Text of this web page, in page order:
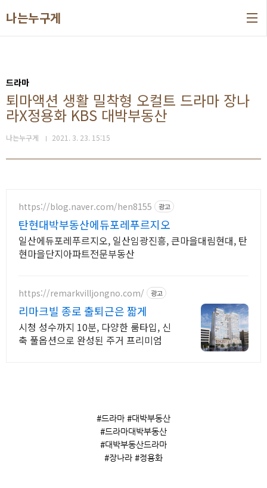
나는누구게
드라마
퇴마액션 생활 밀착형 오컬트 드라마 장나
라X정용화 KBS 대박부동산
나는누구게 2021. 3. 23. 15:15
https://blog.naver.com/hen8155 광고
탄현대박부동산에듀포레푸르지오
일산에듀포레푸르지오, 일산임광진흥, 큰마을대림현대, 탄
현마을단지아파트전문부동산
https://remarkvilljongno.com/ 광고
리마크빌 종로 출퇴근은 짧게
시청 성수까지 10분, 다양한 룸타입, 신
축 풀옵션으로 완성된 주거 프리미엄
#드라마 #대박부동산
#드라마대박부동산
#대박부동산드라마
#장나라 #정용화